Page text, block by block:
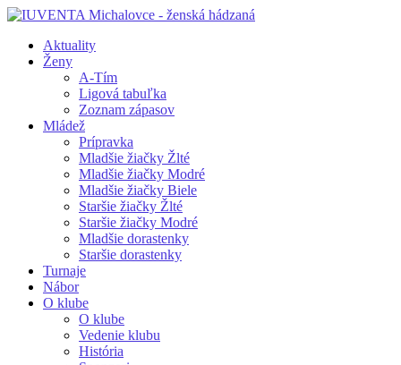
Aktuality
Ženy
A-Tím
Ligová tabuľka
Zoznam zápasov
Mládež
Prípravka
Mladšie žiačky Žlté
Mladšie žiačky Modré
Mladšie žiačky Biele
Staršie žiačky Žlté
Staršie žiačky Modré
Mladšie dorastenky
Staršie dorastenky
Turnaje
Nábor
O klube
O klube
Vedenie klubu
História